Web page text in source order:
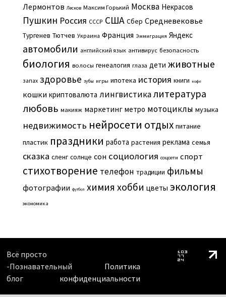
Лермонтов Лесков Максим Горький Москва Некрасов
Пушкин Россия СССР США Сбер Средневековье
Тургенев Тютчев Украина Франция Эммиграция Яндекс
автомобили английский язык антивирус безопасность
биология волосы генеалогия глаза дети животные
запах здоровье зубы игры ипотека история книги кофе
кошки криптовалюта лингвистикалитература
любовь макияж маркетинг метро мотоциклы музыка
недвижимость нейросети отдых питание
пластик праздники работа растения реклама семья
сказка сленг солнце сон социология соцсети спорт
стихотворение телефон традиции фильмы
фотографии футбол химия хобби цветы экология
экономика
Всё просто
-Познавательный
блог
Политика
конфиденциальности